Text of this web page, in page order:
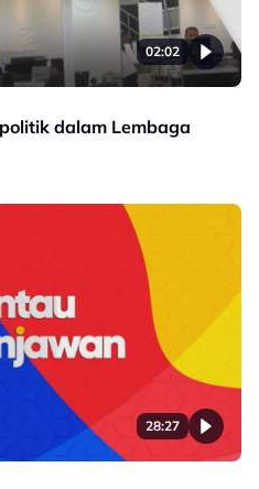
02:02
dalam Lembaga
28:27